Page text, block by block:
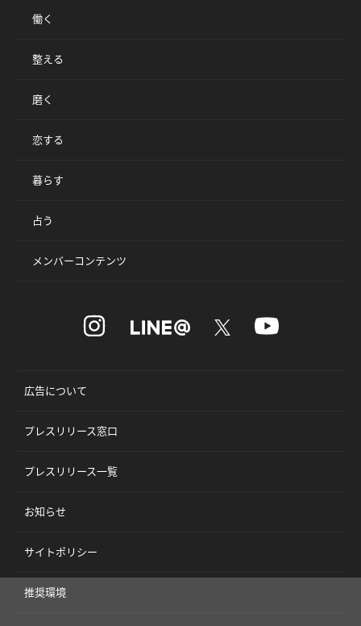
働く
整える
磨く
恋する
暮らす
占う
メンバーコンテンツ
広告について
プレスリリース窓口
プレスリリース一覧
お知らせ
サイトポリシー
推奨環境